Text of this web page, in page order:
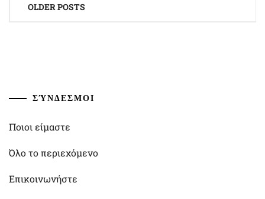
navigation
OLDER POSTS
ΣΎΝΔΕΣΜΟΙ
Ποιοι είμαστε
Όλο το περιεχόμενο
Επικοινωνήστε